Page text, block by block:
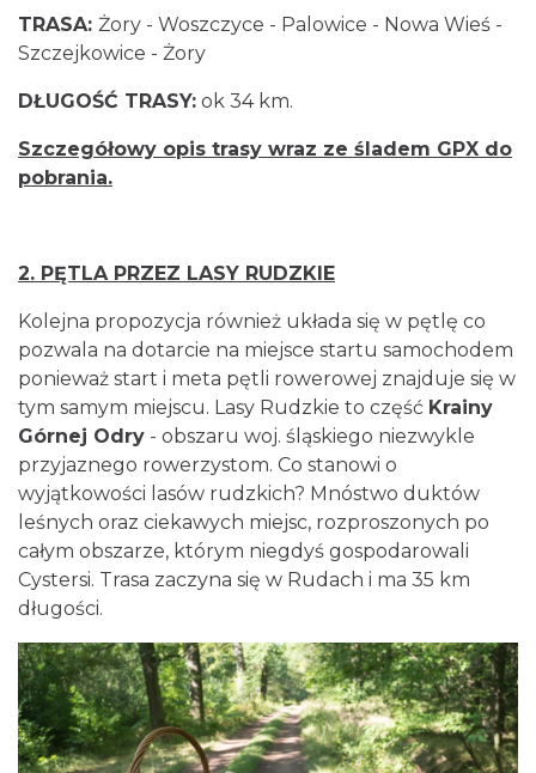
TRASA: Żory - Woszczyce - Palowice - Nowa Wieś -
Szczejkowice - Żory
DŁUGOŚĆ TRASY: ok 34 km.
Szczegółowy opis trasy wraz ze śladem GPX do
pobrania.
2. PĘTLA PRZEZ LASY RUDZKIE
Kolejna propozycja również układa się w pętlę co
pozwala na dotarcie na miejsce startu samochodem
ponieważ start i meta pętli rowerowej znajduje się w
tym samym miejscu. Lasy Rudzkie to część Krainy
Górnej Odry - obszaru woj. śląskiego niezwykle
przyjaznego rowerzystom. Co stanowi o
wyjątkowości lasów rudzkich? Mnóstwo duktów
leśnych oraz ciekawych miejsc, rozproszonych po
całym obszarze, którym niegdyś gospodarowali
Cystersi. Trasa zaczyna się w Rudach i ma 35 km
długości.